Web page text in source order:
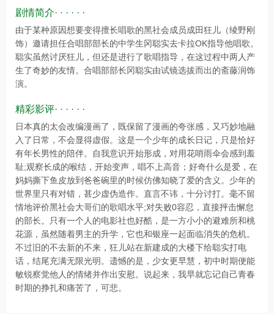
剧情简介· · · · · ·
由于某种原因想要变得擅长唱歌的黑社会成员成田狂儿（绫野刚
饰）邀请担任合唱部部长的中学生冈聪实去卡拉OK指导他唱歌。
聪实虽然讨厌狂儿，但还是进行了歌唱指导，在这过程中两人产
生了奇妙的友情。合唱部部长冈聪实由试镜选拔而出的斋藤润饰
演。
精彩影评· · · · · ·
日本真的太会改编漫画了，既保留了漫画的夸张感，又巧妙地融
入了日常，不会显得虚假。这是一个少年的成长日记，只是恰好
有年长男性的陪伴。自我意识开始形成，对用花哨雨伞会感到羞
耻;观察长成的喉结，开始变声，唱不上高音；好奇什么是爱，在
妈妈撕下鱼皮放到爸爸碗里的时候仿佛知晓了爱的含义。少年的
世界里只有对错，甚少虚伪造作。直言不讳，十分讨打。毫不留
情地评价黑社会大哥们的歌唱水平;对失败0容忍，直接抨击懈怠
的部长。只有一个人的电影社也好酷，是一方小小的避难所和桃
花源，虽然随着男主的升学，它也和银座一起面临消失的危机。
不过旧的不去新的不来，狂儿站在新建成的大楼下给聪实打电
话，结尾充满无限光明。遗憾的是，少女更早慧，初中时期便能
敏锐察觉他人的情绪并作出安慰。说起来，我早就忘记自己青春
时期的挣扎和痛苦了，可悲。